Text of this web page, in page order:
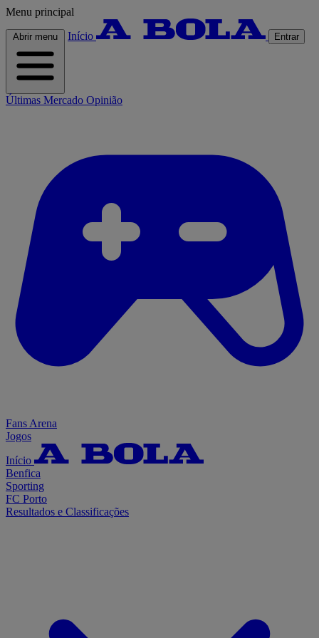
Menu principal
Abrir menu Início Entrar
Últimas Mercado Opinião
Fans Arena
Jogos
Início
Benfica
Sporting
FC Porto
Resultados e Classificações